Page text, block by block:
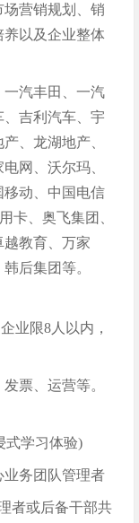
营销规划、销
以及企业整体
一汽丰田、一汽
吉利汽车、宇
、龙湖地产、
网、沃尔玛、
移动、中国电信
卡、奥飞集团、
越教育、万家
后集团等。
业限8人以内，
票、运营等。
式学习体验)
务团队管理者
者或后备干部共